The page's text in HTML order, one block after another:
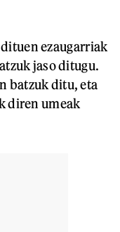
ezaugarriak
jaso ditugu.
batzuk ditu, eta
diren umeak